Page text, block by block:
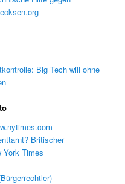
Big Tech will ohne
Britischer
York Times